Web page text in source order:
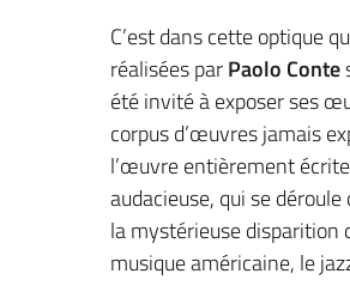
C’est dans cette optique
réalisées parPaolo Conte
été invité à exposer ses
corpus d’œuvres jamais
l’œuvre entièrement
audacieuse, qui se
la mystérieuse disparition
musique américaine, le